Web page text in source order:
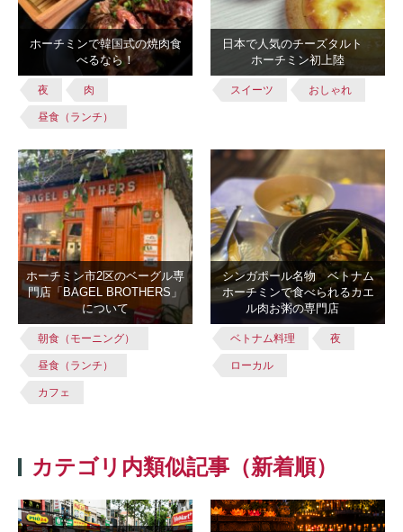
ホーチミンで韓国式の焼肉食
べるなら！
夜 肉
昼食（ランチ）
日本で人気のチーズタルト
ホーチミン初上陸
スイーツ おしゃれ
ホーチミン市2区のベーグル専
門店「BAGEL BROTHERS」
について
朝食（モーニング）
昼食（ランチ）
カフェ
シンガポール名物 ベトナム
ホーチミンで食べられるカエ
ル肉お粥の専門店
ベトナム料理 夜
ローカル
カテゴリ内類似記事（新着順）